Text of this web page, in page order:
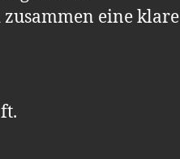
eine klare